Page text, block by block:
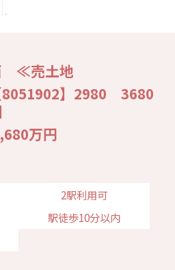
≪売土地
】2980 3680
万円
2駅利用可
駅徒歩10分以内